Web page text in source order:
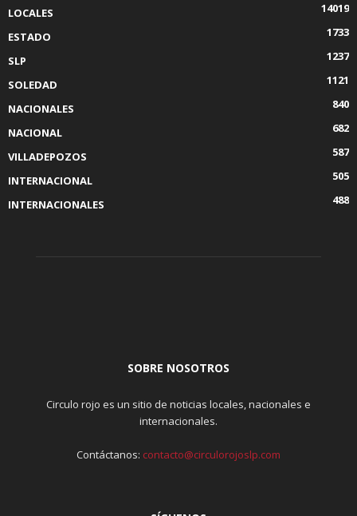
LOCALES
14019
ESTADO
1733
SLP
1237
SOLEDAD
1121
NACIONALES
840
NACIONAL
682
VILLADEPOZOS
587
INTERNACIONAL
505
INTERNACIONALES
488
SOBRE NOSOTROS
Circulo rojo es un sitio de noticias locales, nacionales e
internacionales.
Contáctanos: contacto@circulorojoslp.com